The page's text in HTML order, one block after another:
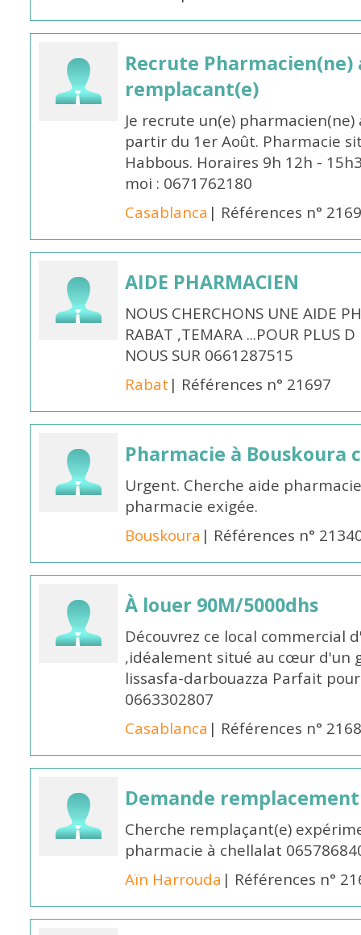
Recrute
remplacant(e)
Je recrute un(e)
partir du 1er Août. Pharmacie
Habbous. Horaires 9h 12h -
moi : 0671762180
Casablanca | Références n°
AIDE PHARMACIEN
NOUS CHERCHONS UNE AIDE
RABAT ,TEMARA ...POUR PLUS
NOUS SUR 0661287515
Rabat | Références n° 21697
Pharmacie à Bouskoura
Urgent. Cherche aide
pharmacie exigée.
Bouskoura | Références n°
À louer 90M/5000dhs
Découvrez ce local commercial
,idéalement situé au cœur d'un
lissasfa-darbouazza Parfait
0663302807
Casablanca | Références n°
Demande remplacement
Cherche remplaçant(e)
pharmacie à chellalat
Aïn Harrouda | Références n°